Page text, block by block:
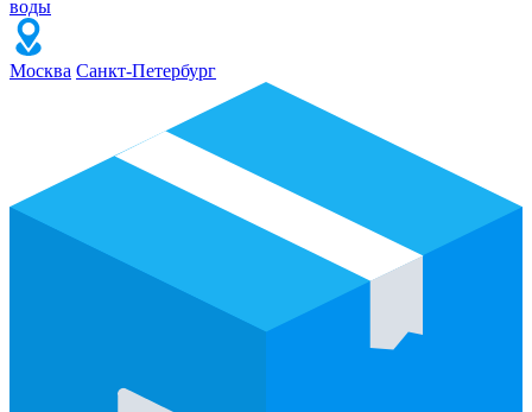
воды
Москва Санкт-Петербург